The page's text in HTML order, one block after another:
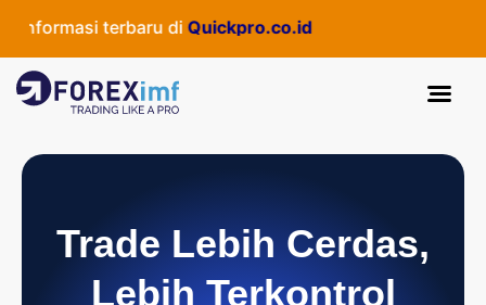
terbaru di Quickpro.co.id
Trade Lebih Cerdas,
Lebih Terkontrol